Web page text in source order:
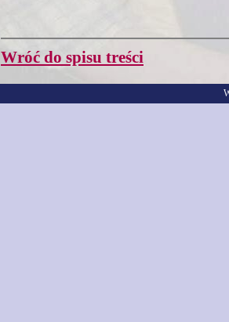
Wróć do spisu treści